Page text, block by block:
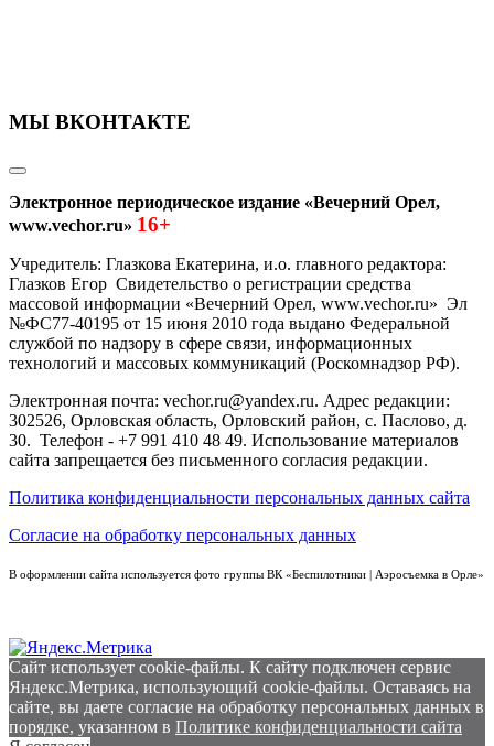
МЫ ВКОНТАКТЕ
Электронное периодическое издание «Вечерний Орел,
www.vechor.ru» 16+
Учредитель: Глазкова Екатерина, и.о. главного редактора:
Глазков Егор Свидетельство о регистрации средства
массовой информации «Вечерний Орел, www.vechor.ru» Эл
№ФС77-40195 от 15 июня 2010 года выдано Федеральной
службой по надзору в сфере связи, информационных
технологий и массовых коммуникаций (Роскомнадзор РФ).
Электронная почта: vechor.ru@yandex.ru. Адрес редакции:
302526, Орловская область, Орловский район, с. Паслово, д.
30. Телефон - +7 991 410 48 49. Использование материалов
сайта запрещается без письменного согласия редакции.
Политика конфиденциальности персональных данных сайта
Согласие на обработку персональных данных
В оформлении сайта используется фото группы ВК «Беспилотники | Аэросъемка в Орле»
Сайт использует cookie-файлы. К cайту подключен сервис
Яндекс.Метрика, использующий cookie-файлы. Оставаясь на
сайте, вы даете согласие на обработку персональных данных в
порядке, указанном в Политике конфиденциальности сайта